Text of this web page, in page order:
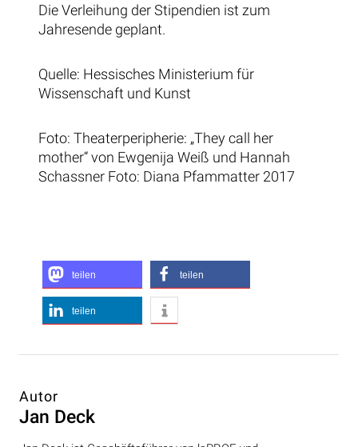
Die Verleihung der Stipendien ist zum
Jahresende geplant.
Quelle: Hessisches Ministerium für
Wissenschaft und Kunst
Foto: Theaterperipherie: „They call her
mother“ von Ewgenija Weiß und Hannah
Schassner Foto: Diana Pfammatter 2017
teilen teilen
teilen
Autor
Jan Deck